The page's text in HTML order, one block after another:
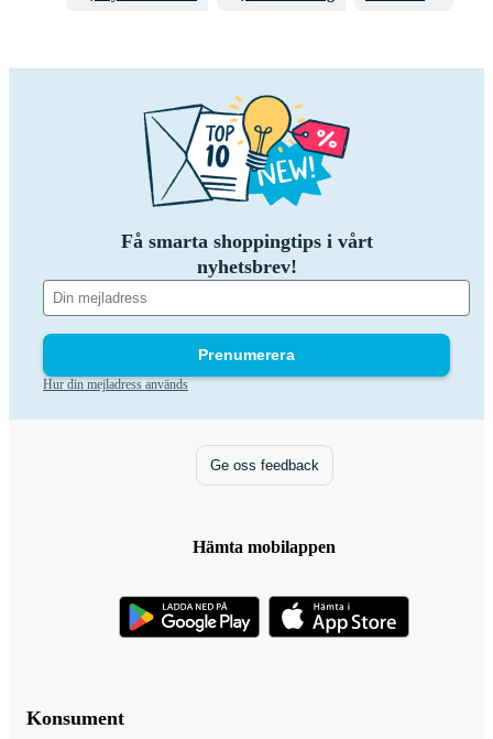
Få smarta shoppingtips i vårt
nyhetsbrev!
Prenumerera
Hur din mejladress används
Konsument
Ge oss feedback
Hämta mobilappen